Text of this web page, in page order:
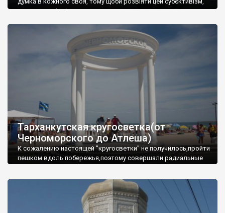
запрошую відвідати це
Тарханкутская кругосветка(от
Черноморского до Атлеша)
К сожалению настоящей "кругосветки" не получилось,пройти
пешком вдоль побережья,поэтому совершали радиальные